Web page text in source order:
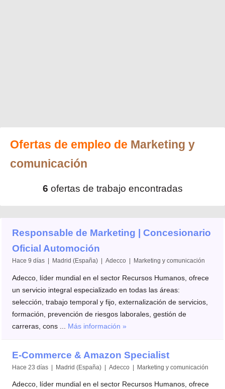
Ofertas de empleo de Marketing y
comunicación
6 ofertas de trabajo encontradas
Responsable de Marketing | Concesionario
Oficial Automoción
Hace 9 días | Madrid (España) | Adecco | Marketing y comunicación
Adecco, líder mundial en el sector Recursos Humanos, ofrece
un servicio integral especializado en todas las áreas:
selección, trabajo temporal y fijo, externalización de servicios,
formación, prevención de riesgos laborales, gestión de
carreras, cons ... Más información »
E-Commerce & Amazon Specialist
Hace 23 días | Madrid (España) | Adecco | Marketing y comunicación
Adecco, líder mundial en el sector Recursos Humanos, ofrece